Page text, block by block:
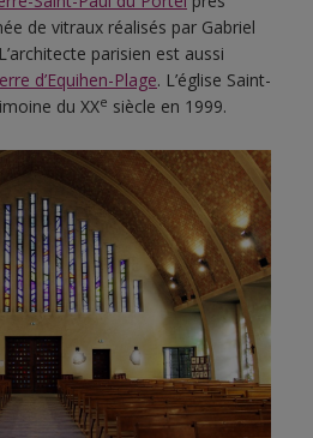
de vitraux réalisés par Gabriel
parisien est aussi
d’Equihen-Plage. L’église Saint-
du XXe siècle en 1999.